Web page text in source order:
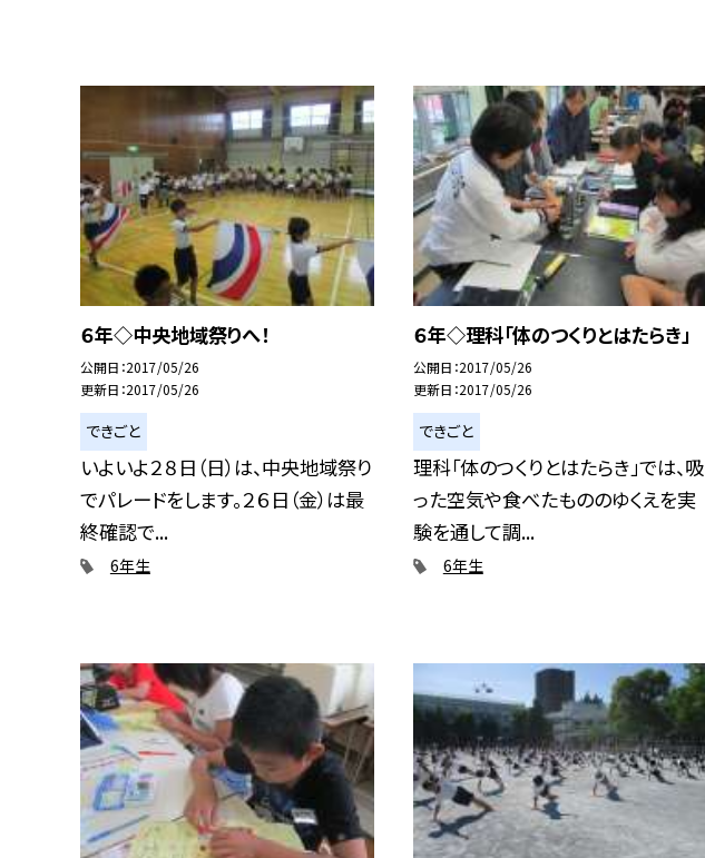
６年◇中央地域祭りへ！
公開日 2017/05/26
更新日 2017/05/26
できごと
いよいよ２８日（日）は、中央地域祭り
でパレードをします。２６日（金）は最
終確認で...
6年生
６年◇理科「体のつくりとはたらき」
公開日 2017/05/26
更新日 2017/05/26
できごと
理科「体のつくりとはたらき」では、吸
った空気や食べたもののゆくえを実
験を通して調...
6年生